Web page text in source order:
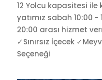
12 Yolcu kapasitesi ile
yatımız sabah 10:00 -
20:00 arası hizmet
✓Sınırsız İçecek
Seçeneği